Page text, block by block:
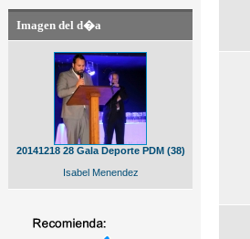
Imagen del d�a
20141218 28 Gala Deporte PDM (38)
Isabel Menendez